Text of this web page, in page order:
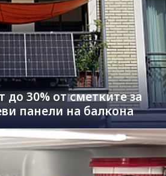
до 30% от сметките за
панели на балкона